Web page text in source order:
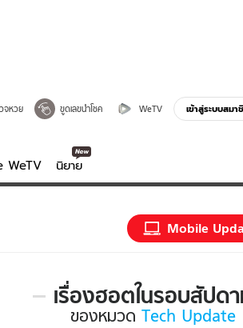
จหวย ขูดเลขนำโชค WeTV เข้าสู่ระบบสมา
WeTV นิยาย
ความรู้รอบตัว
ฮาวทู
Mobile
เรื่องฮอตในรอบสัปด
เรื่อง
ของหมวด Tech Update